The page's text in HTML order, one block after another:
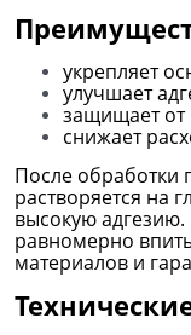
укрепляет
улучшает
защищает от
снижает
После обработки
растворяется на
высокую адгезию.
равномерно
материалов и